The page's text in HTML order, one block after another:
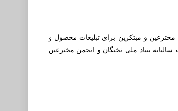
مخترعین و مبتکرین برای تبلیغات محصول و
بنیاد ملی نخبگان و انجمن مخترعین